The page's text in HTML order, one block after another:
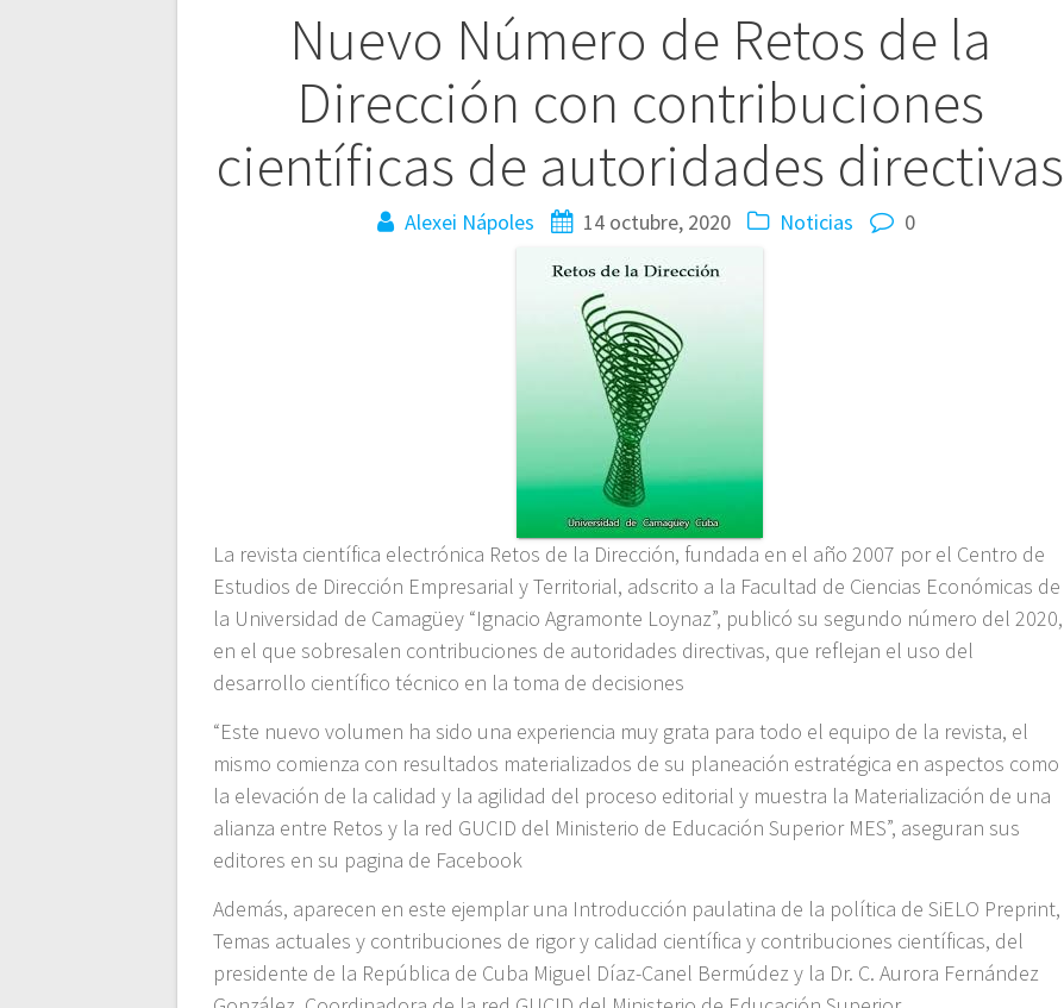
Nuevo Número de Retos de la
Dirección con contribuciones
científicas de autoridades directivas
Alexei Nápoles 14 octubre, 2020 Noticias 0
La revista científica electrónica Retos de la Dirección, fundada en el año 2007 por el Centro de
Estudios de Dirección Empresarial y Territorial, adscrito a la Facultad de Ciencias Económicas de
la Universidad de Camagüey “Ignacio Agramonte Loynaz”, publicó su segundo número del 2020,
en el que sobresalen contribuciones de autoridades directivas, que reflejan el uso del
desarrollo científico técnico en la toma de decisiones
“Este nuevo volumen ha sido una experiencia muy grata para todo el equipo de la revista, el
mismo comienza con resultados materializados de su planeación estratégica en aspectos como
la elevación de la calidad y la agilidad del proceso editorial y muestra la Materialización de una
alianza entre Retos y la red GUCID del Ministerio de Educación Superior MES”, aseguran sus
editores en su pagina de Facebook
Además, aparecen en este ejemplar una Introducción paulatina de la política de SiELO Preprint,
Temas actuales y contribuciones de rigor y calidad científica y contribuciones científicas, del
presidente de la República de Cuba Miguel Díaz-Canel Bermúdez y la Dr. C. Aurora Fernández
Navegación
entradas